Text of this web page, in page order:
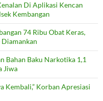
Di Aplikasi Kencan
Kembangan
74 Ribu Obat Keras,
Bahan Baku Narkotika 1,1
Jiwa
Kembali,” Korban Apresiasi